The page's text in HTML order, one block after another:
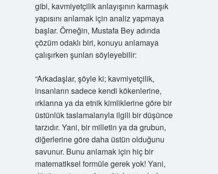
gibi, kavmiyetçilik anlayışının karmaşık
yapısını anlamak için analiz yapmaya
başlar. Örneğin, Mustafa Bey adında
çözüm odaklı biri, konuyu anlamaya
çalışırken şunları söyleyebilir:
“Arkadaşlar, şöyle ki; kavmiyetçilik,
insanların sadece kendi kökenlerine,
ırklarına ya da etnik kimliklerine göre bir
üstünlük taslamalarıyla ilgili bir düşünce
tarzıdır. Yani, bir milletin ya da grubun,
diğerlerine göre daha üstün olduğunu
savunur. Bunu anlamak için hiç bir
matematiksel formüle gerek yok! Yani,